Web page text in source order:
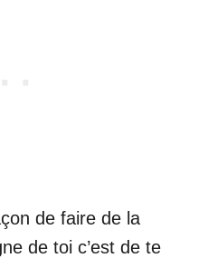
de faire de la
de toi c’est de te